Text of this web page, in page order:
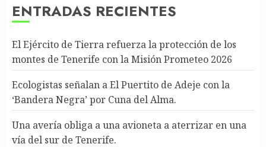
ENTRADAS RECIENTES
El Ejército de Tierra refuerza la protección de los
montes de Tenerife con la Misión Prometeo 2026
Ecologistas señalan a El Puertito de Adeje con la
‘Bandera Negra’ por Cuna del Alma.
Una avería obliga a una avioneta a aterrizar en una
vía del sur de Tenerife.